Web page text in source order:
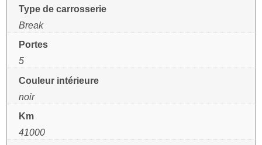
Type de carrosserie
Break
Portes
5
Couleur intérieure
noir
Km
41000